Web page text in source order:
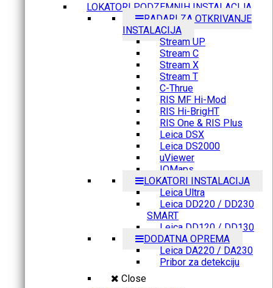
LOKATORI PODZEMNIH INSTALACIJA
RADARI ZA OTKRIVANJE
INSTALACIJA
Stream UP
Stream C
Stream X
Stream T
C-Thrue
RIS MF Hi-Mod
RIS Hi-BrigHT
RIS One & RIS Plus
Leica DSX
Leica DS2000
uViewer
IQMaps
LOKATORI INSTALACIJA
Leica Ultra
Leica DD220 / DD230
SMART
Leica DD120 / DD130
DODATNA OPREMA
Leica DA220 / DA230
Pribor za detekciju
Close